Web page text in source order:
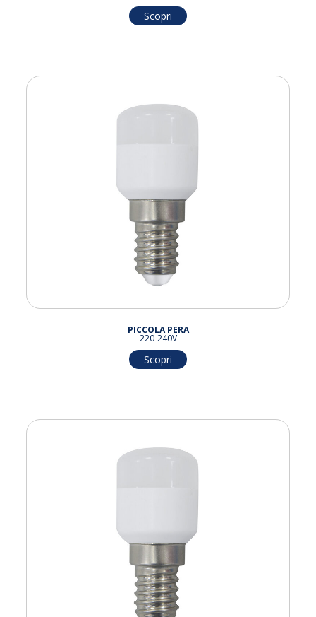
Scopri
PICCOLA PERA
220-240V
Scopri